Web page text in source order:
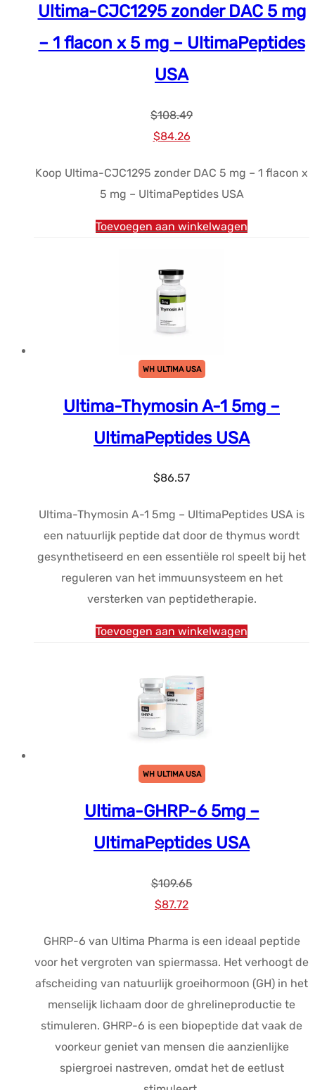
Ultima-CJC1295 zonder DAC 5 mg
– 1 flacon x 5 mg – UltimaPeptides
USA
$108.49
Oorspronkelijke
was:
$108.49.
$84.26Huidige
is:
$84.26.
Koop Ultima-CJC1295 zonder DAC 5 mg – 1 flacon x
5 mg – UltimaPeptides USA
Toevoegen aan winkelwagen
WH ULTIMA USA
Ultima-Thymosin A-1 5mg –
UltimaPeptides USA
$86.57
Ultima-Thymosin A-1 5mg – UltimaPeptides USA is
een natuurlijk peptide dat door de thymus wordt
gesynthetiseerd en een essentiële rol speelt bij het
reguleren van het immuunsysteem en het
versterken van peptidetherapie.
Toevoegen aan winkelwagen
WH ULTIMA USA
Ultima-GHRP-6 5mg –
UltimaPeptides USA
$109.65
Oorspronkelijke
was:
$109.65.
$87.72Huidige
is:
$87.72.
GHRP-6 van Ultima Pharma is een ideaal peptide
voor het vergroten van spiermassa. Het verhoogt de
afscheiding van natuurlijk groeihormoon (GH) in het
menselijk lichaam door de ghrelineproductie te
stimuleren. GHRP-6 is een biopeptide dat vaak de
voorkeur geniet van mensen die aanzienlijke
spiergroei nastreven, omdat het de eetlust